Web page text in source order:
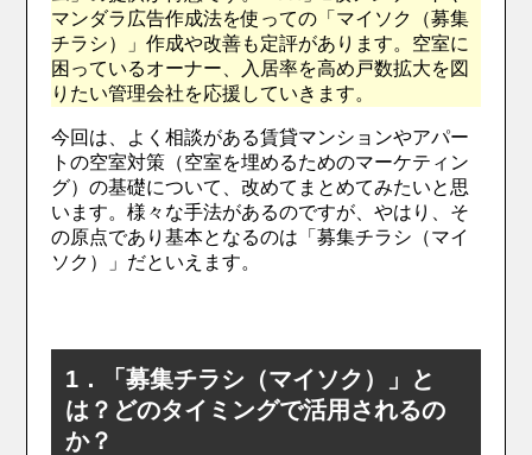
マンダラ広告作成法を使っての「マイソク（募集
チラシ）」作成や改善も定評があります。空室に
困っているオーナー、入居率を高め戸数拡大を図
りたい管理会社を応援していきます。
今回は、よく相談がある賃貸マンションやアパー
トの空室対策（空室を埋めるためのマーケティン
グ）の基礎について、改めてまとめてみたいと思
います。様々な手法があるのですが、やはり、そ
の原点であり基本となるのは「募集チラシ（マイ
ソク）」だといえます。
1．「募集チラシ（マイソク）」と
は？どのタイミングで活用されるの
か？